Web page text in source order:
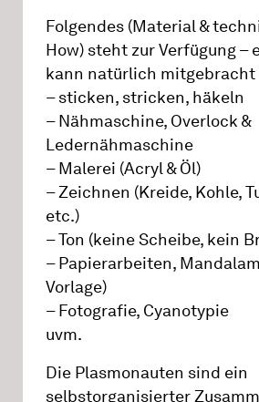
Folgendes (Material &
How) steht zur Verfügung –
kann natürlich mitgebracht
– sticken, stricken, häkeln
– Nähmaschine, Overlock &
Ledernähmaschine
– Malerei (Acryl & Öl)
– Zeichnen (Kreide, Kohle,
etc.)
– Ton (keine Scheibe, kein
– Papierarbeiten,
Vorlage)
– Fotografie, Cyanotypie
uvm.
Die Plasmonauten sind ein
selbstorganisierter